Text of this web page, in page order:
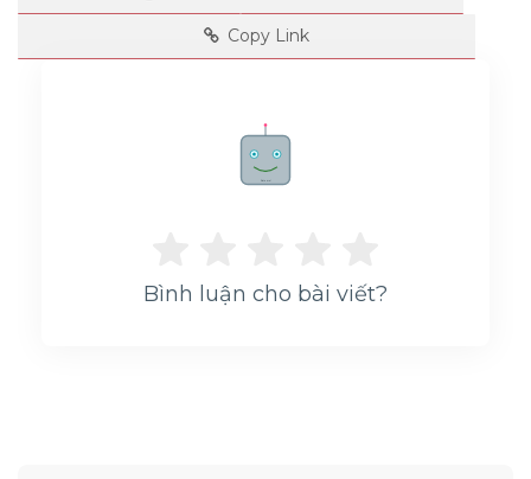
Copy Link
Rate me!
Bình luận cho bài viết?